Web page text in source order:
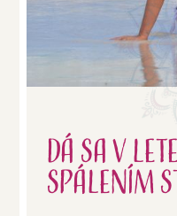
Dá sa v
spálením